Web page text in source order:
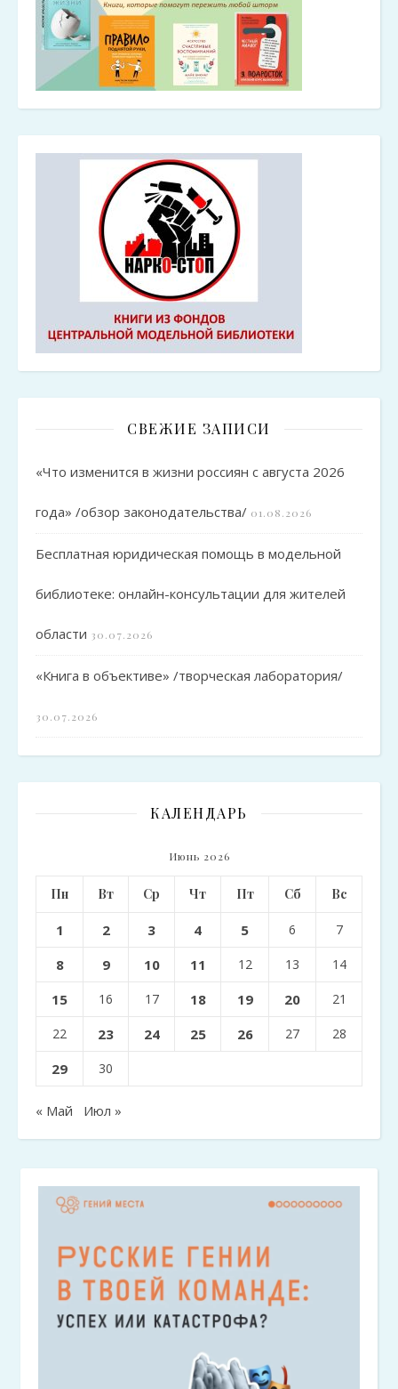
СВЕЖИЕ ЗАПИСИ
«Что изменится в жизни россиян с августа 2026
года» /обзор законодательства/ 01.08.2026
Бесплатная юридическая помощь в модельной
библиотеке: онлайн-консультации для жителей
области 30.07.2026
«Книга в объективе» /творческая лаборатория/
30.07.2026
КАЛЕНДАРЬ
Июнь 2026
Пн Вт Ср Чт Пт Сб Вс
1 2 3 4 5 6 7
8 9 10 11 12 13 14
15 16 17 18 19 20 21
22 23 24 25 26 27 28
29 30
« Май Июл »